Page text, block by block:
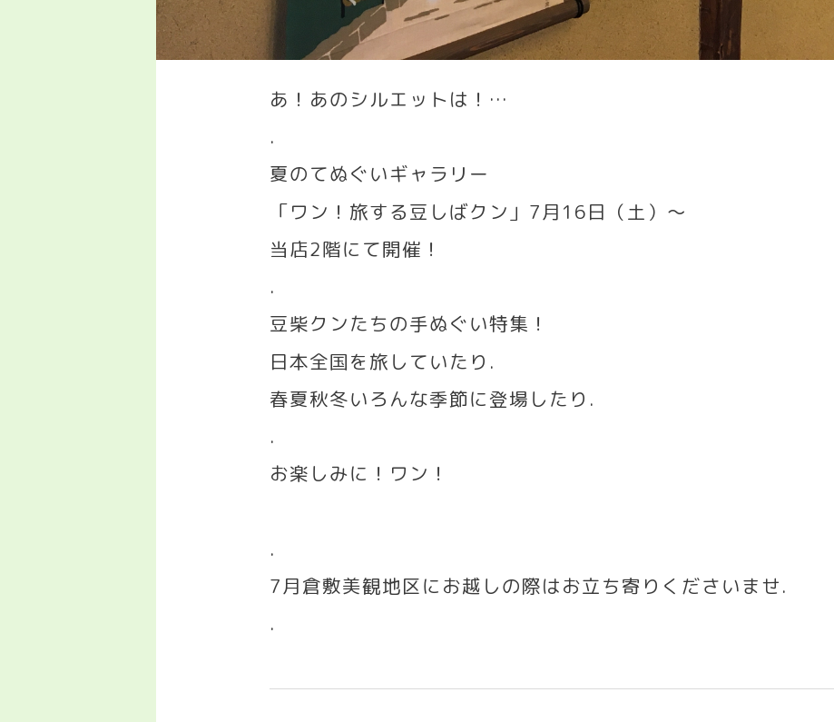
あ！あのシルエットは！ …
.
夏のてぬぐいギャラリー
「ワン！旅する豆しばクン」 7月 16日（土）〜
当店2階にて開催！
.
豆柴クンたちの手ぬぐい特集！
日本全国を旅していたり .
春夏秋冬いろんな季節に登場したり .
.
お楽しみに！ワン！
.
7月倉敷美観地区にお越しの際はお立ち寄りくださいませ.
.